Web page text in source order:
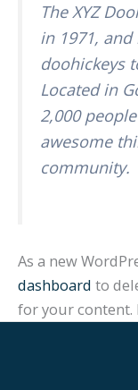
The XYZ
in 1971,
doohickeys
Located in
2,000
awesome
community.
As a new
dashboard to
for your content.